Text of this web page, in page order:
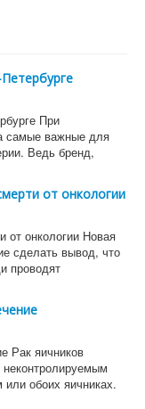
При
самые важные для
Ведь бренд,
от онкологии
от онкологии Новая
сделать вывод, что
проводят
Рак яичников
неконтролируемым
обоих яичниках.